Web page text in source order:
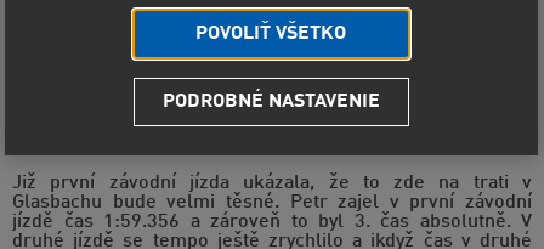
Již první závodní jízda ukázala, že to zde na trati v
Glasbachu bude velmi těsné. Petr zajel v první závodní
jízdě čas 1:59.356 a zároveň to byl 3. čas absolutně. V
druhé jízdě se tempo ještě zrychlilo a ikdyž čas v druhé
POVOLIŤ VŠETKO
PODROBNÉ NASTAVENIE